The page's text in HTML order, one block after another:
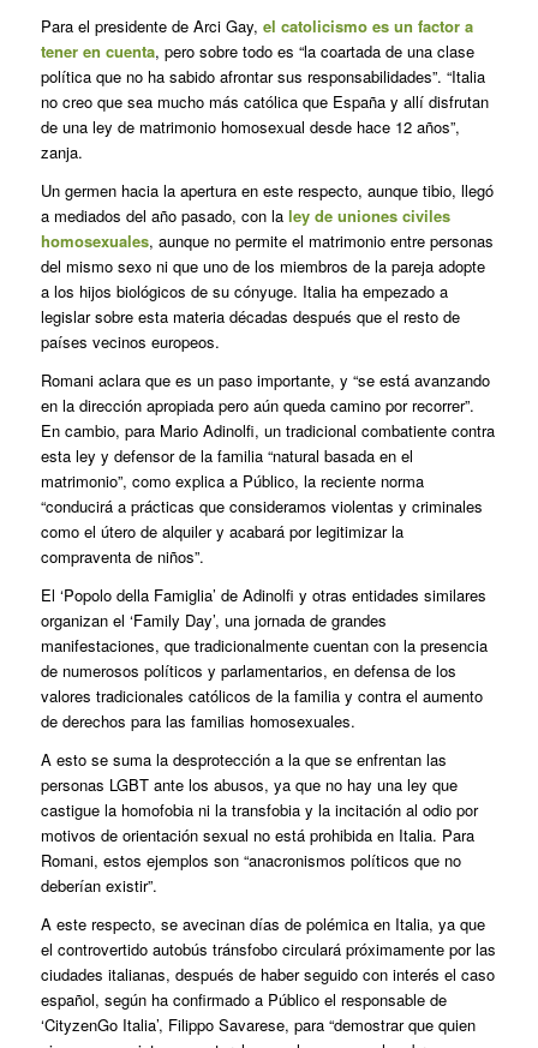
Para el presidente de Arci Gay, el catolicismo es un factor a
tener en cuenta, pero sobre todo es “la coartada de una clase
política que no ha sabido afrontar sus responsabilidades”. “Italia
no creo que sea mucho más católica que España y allí disfrutan
de una ley de matrimonio homosexual desde hace 12 años”,
zanja.
Un germen hacia la apertura en este respecto, aunque tibio, llegó
a mediados del año pasado, con la ley de uniones civiles
homosexuales, aunque no permite el matrimonio entre personas
del mismo sexo ni que uno de los miembros de la pareja adopte
a los hijos biológicos de su cónyuge. Italia ha empezado a
legislar sobre esta materia décadas después que el resto de
países vecinos europeos.
Romani aclara que es un paso importante, y “se está avanzando
en la dirección apropiada pero aún queda camino por recorrer”.
En cambio, para Mario Adinolfi, un tradicional combatiente contra
esta ley y defensor de la familia “natural basada en el
matrimonio”, como explica a Público, la reciente norma
“conducirá a prácticas que consideramos violentas y criminales
como el útero de alquiler y acabará por legitimizar la
compraventa de niños”.
El ‘Popolo della Famiglia’ de Adinolfi y otras entidades similares
organizan el ‘Family Day’, una jornada de grandes
manifestaciones, que tradicionalmente cuentan con la presencia
de numerosos políticos y parlamentarios, en defensa de los
valores tradicionales católicos de la familia y contra el aumento
de derechos para las familias homosexuales.
A esto se suma la desprotección a la que se enfrentan las
personas LGBT ante los abusos, ya que no hay una ley que
castigue la homofobia ni la transfobia y la incitación al odio por
motivos de orientación sexual no está prohibida en Italia. Para
Romani, estos ejemplos son “anacronismos políticos que no
deberían existir”.
A este respecto, se avecinan días de polémica en Italia, ya que
el controvertido autobús tránsfobo circulará próximamente por las
ciudades italianas, después de haber seguido con interés el caso
español, según ha confirmado a Público el responsable de
‘CityzenGo Italia’, Filippo Savarese, para “demostrar que quien